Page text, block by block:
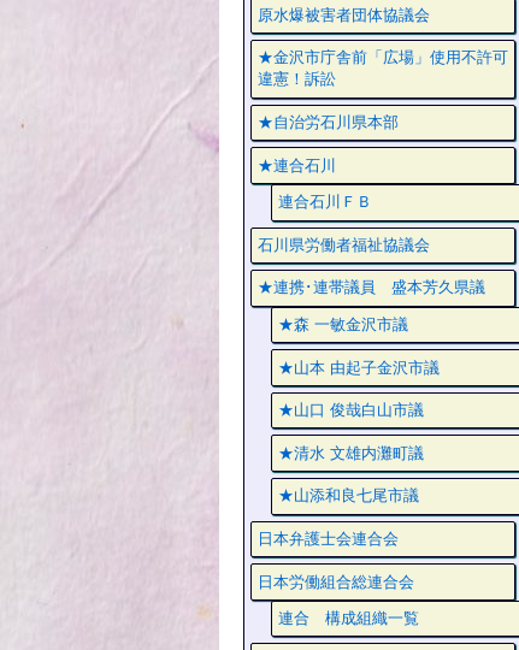
原水爆被害者団体協議会
★金沢市庁舎前「広場」使用不許可
違憲！訴訟
★自治労石川県本部
★連合石川
連合石川ＦＢ
石川県労働者福祉協議会
★連携･連帯議員 盛本芳久県議
★森 一敏金沢市議
★山本 由起子金沢市議
★山口 俊哉白山市議
★清水 文雄内灘町議
★山添和良七尾市議
日本弁護士会連合会
日本労働組合総連合会
連合 構成組織一覧